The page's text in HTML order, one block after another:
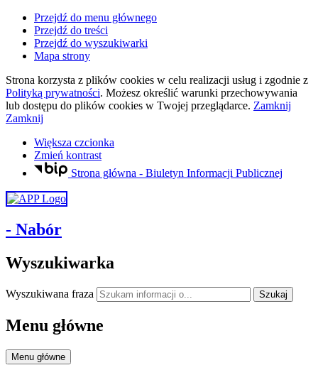
Przejdź do menu głównego
Przejdź do treści
Przejdź do wyszukiwarki
Mapa strony
Strona korzysta z plików cookies w celu realizacji usług i zgodnie z
Polityką prywatności. Możesz określić warunki przechowywania
lub dostępu do plików cookies w Twojej przeglądarce. Zamknij
Zamknij
Większa czcionka
Zmień kontrast
Strona główna - Biuletyn Informacji Publicznej
- Nabór
Wyszukiwarka
Wyszukiwana fraza Szukaj
Menu główne
Menu główne